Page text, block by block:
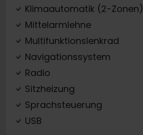
Klimaautomatik (2-Zonen)
Mittelarmlehne
Multifunktionslenkrad
Navigationssystem
Radio
Sitzheizung
Sprachsteuerung
USB